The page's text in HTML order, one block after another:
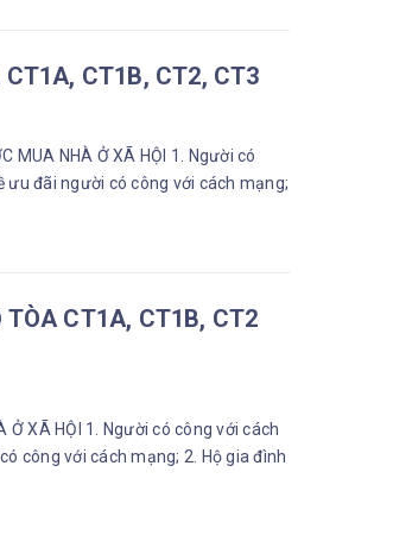
CT1A, CT1B, CT2, CT3
MUA NHÀ Ở XÃ HỘI 1. Người có
đãi người có công với cách mạng;
TÒA CT1A, CT1B, CT2
Ở XÃ HỘI 1. Người có công với cách
công với cách mạng; 2. Hộ gia đình